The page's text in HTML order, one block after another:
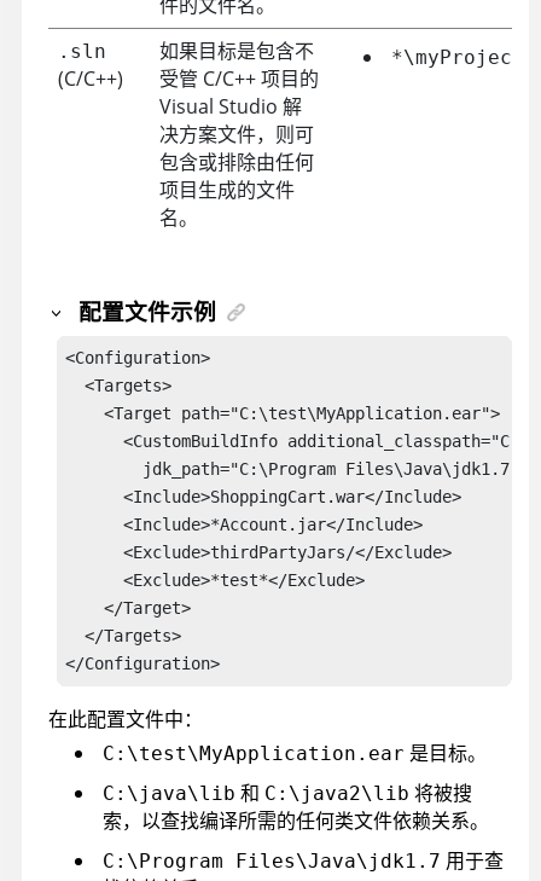
.sln
(C/C++)
如果目标是包含不
受管 C/C++ 项目的
Visual Studio 解
决方案文件，则可
包含或排除由任何
项目生成的文件
名。
配置文件示例
<Configuration>
  <Targets>
    <Target path="C:\test\MyApplication.ear">
<CustomBuildInfo
jdk_path="C:\Program Files\Java\jdk1.7"
      <Include>ShoppingCart.war</Include>
      <Include>*Account.jar</Include>
      <Exclude>thirdPartyJars/</Exclude>
      <Exclude>*test*</Exclude>
    </Target>
  </Targets>
</Configuration>
在此配置文件中：
C:\test\MyApplication.ear 是目标。
C:\java\lib 和 C:\java2\lib 将被搜
索，以查找编译所需的任何类文件依赖关系。
C:\Program Files\Java\jdk1.7 用于查